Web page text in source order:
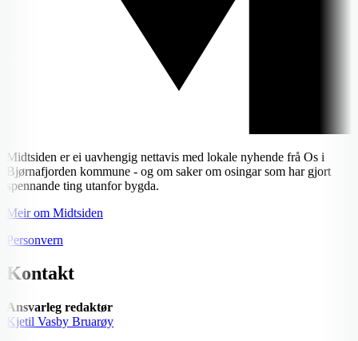
Midtsiden er ei uavhengig nettavis med lokale nyhende frå Os i
Bjørnafjorden kommune - og om saker om osingar som har gjort
spennande ting utanfor bygda.
Meir om Midtsiden
Personvern
Kontakt
Ansvarleg redaktør
Kjetil Vasby Bruarøy